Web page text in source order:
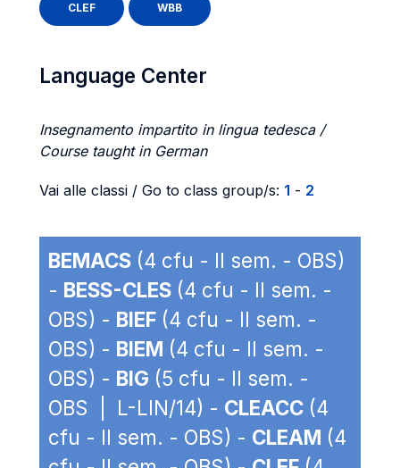
CLEF WBB
Language Center
Insegnamento impartito in lingua tedesca /
Course taught in German
Vai alle classi / Go to class group/s: 1 - 2
BEMACS (4 cfu - II sem. - OBS)
- BESS-CLES (4 cfu - II sem. -
OBS) - BIEF (4 cfu - II sem. -
OBS) - BIEM (4 cfu - II sem. -
OBS) - BIG (5 cfu - II sem. -
OBS | L-LIN/14) - CLEACC (4
cfu - II sem. - OBS) - CLEAM (4